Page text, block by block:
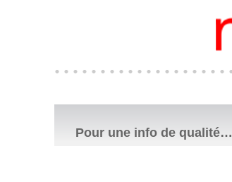
Pour une info de qualité…